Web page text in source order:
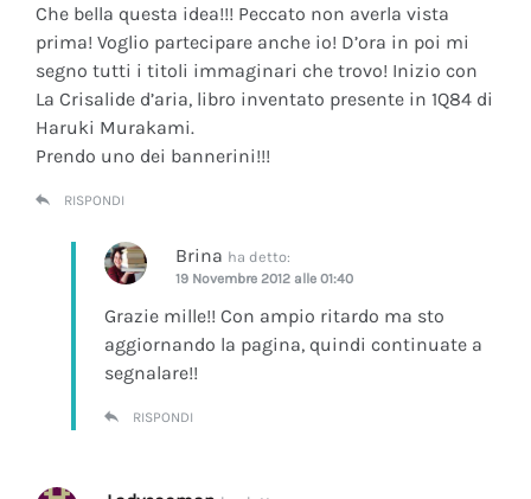
Che bella questa idea!!! Peccato non averla vista
prima! Voglio partecipare anche io! D’ora in poi mi
segno tutti i titoli immaginari che trovo! Inizio con
La Crisalide d’aria, libro inventato presente in 1Q84 di
Haruki Murakami.
Prendo uno dei bannerini!!!
RISPONDI
Brina ha detto:
19 Novembre 2012 alle 01:40
Grazie mille!! Con ampio ritardo ma sto
aggiornando la pagina, quindi continuate a
segnalare!!
RISPONDI